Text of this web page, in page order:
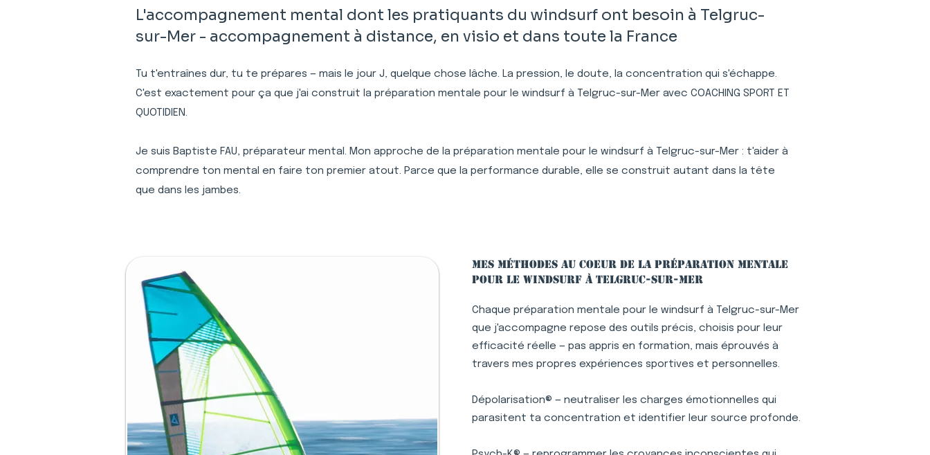
L'accompagnement mental dont les pratiquants du windsurf ont besoin à Telgruc-
sur-Mer - accompagnement à distance, en visio et dans toute la France
Tu t'entraînes dur, tu te prépares — mais le jour J, quelque chose lâche. La pression, le doute, la concentration qui s'échappe.
C'est exactement pour ça que j'ai construit la préparation mentale pour le windsurf à Telgruc-sur-Mer avec COACHING SPORT ET
QUOTIDIEN.
Je suis Baptiste FAU, préparateur mental. Mon approche de la préparation mentale pour le windsurf à Telgruc-sur-Mer : t'aider à
comprendre ton mental en faire ton premier atout. Parce que la performance durable, elle se construit autant dans la tête
que dans les jambes.
Mes méthodes au coeur de la préparation mentale
pour le windsurf à Telgruc-sur-Mer
Chaque préparation mentale pour le windsurf à Telgruc-sur-Mer
que j'accompagne repose des outils précis, choisis pour leur
efficacité réelle — pas appris en formation, mais éprouvés à
travers mes propres expériences sportives et personnelles.
Dépolarisation® — neutraliser les charges émotionnelles qui
parasitent ta concentration et identifier leur source profonde.